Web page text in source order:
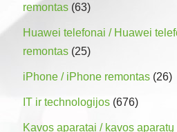
remontas (63)
Huawei telefonai / Huawei
remontas (25)
iPhone / iPhone remontas (26)
IT ir technologijos (676)
Kavos aparatai / kavos aparatų